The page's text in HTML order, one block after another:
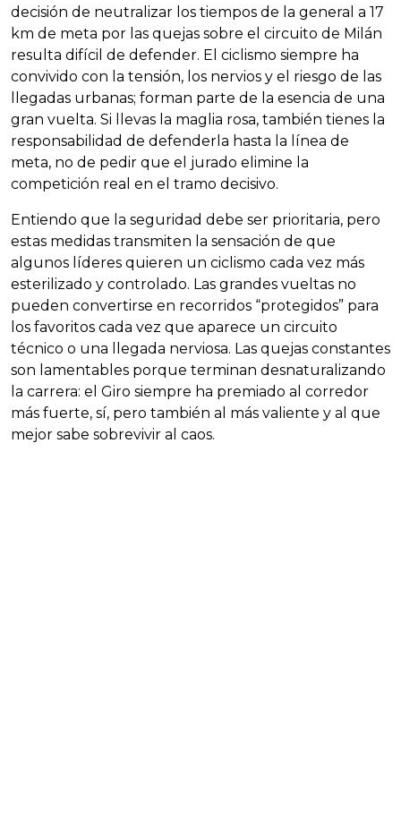
decisión de neutralizar los tiempos de la general a 17
km de meta por las quejas sobre el circuito de Milán
resulta difícil de defender. El ciclismo siempre ha
convivido con la tensión, los nervios y el riesgo de las
llegadas urbanas; forman parte de la esencia de una
gran vuelta. Si llevas la maglia rosa, también tienes la
responsabilidad de defenderla hasta la línea de
meta, no de pedir que el jurado elimine la
competición real en el tramo decisivo.
Entiendo que la seguridad debe ser prioritaria, pero
estas medidas transmiten la sensación de que
algunos líderes quieren un ciclismo cada vez más
esterilizado y controlado. Las grandes vueltas no
pueden convertirse en recorridos “protegidos” para
los favoritos cada vez que aparece un circuito
técnico o una llegada nerviosa. Las quejas constantes
son lamentables porque terminan desnaturalizando
la carrera: el Giro siempre ha premiado al corredor
más fuerte, sí, pero también al más valiente y al que
mejor sabe sobrevivir al caos.